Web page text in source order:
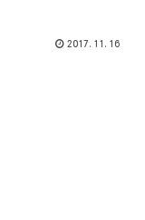
2017.11.16